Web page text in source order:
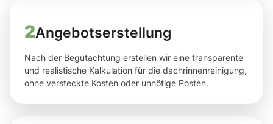
2Angebotserstellung
Nach der Begutachtung erstellen wir eine transparente
und realistische Kalkulation für die dachrinnenreinigung,
ohne versteckte Kosten oder unnötige Posten.